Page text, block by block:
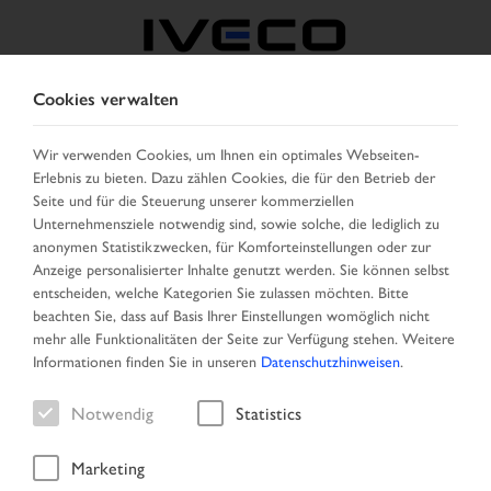
ÖSTERREICH
LAND AUSWÄHLEN SPRACHE ÄNDERN
Toggle
navigation
MENU
Fahrzeug
Startseite Fahrzeugsuche
Cookies verwalten
Wir verwenden Cookies, um Ihnen ein optimales Webseiten-
Erlebnis zu bieten. Dazu zählen Cookies, die für den Betrieb der
Seite und für die Steuerung unserer kommerziellen
Unternehmensziele notwendig sind, sowie solche, die lediglich zu
anonymen Statistikzwecken, für Komforteinstellungen oder zur
Anzeige personalisierter Inhalte genutzt werden. Sie können selbst
entscheiden, welche Kategorien Sie zulassen möchten. Bitte
beachten Sie, dass auf Basis Ihrer Einstellungen womöglich nicht
mehr alle Funktionalitäten der Seite zur Verfügung stehen. Weitere
Informationen finden Sie in unseren Datenschutzhinweisen.
Notwendig Statistics
Marketing